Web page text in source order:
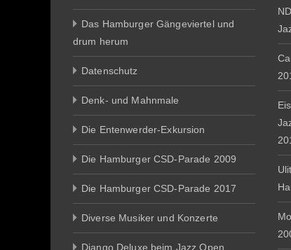
Das Hamburger Gängeviertel und
drum herum
Datenschutz
Denk- und Mahnmale
Die Entenwerder-Exkursion
Die Hamburger CSD-Parade 2009
Die Hamburger CSD-Parade 2017
Diverse Musiker und Konzerte
Django Deluxe beim Jazz Open